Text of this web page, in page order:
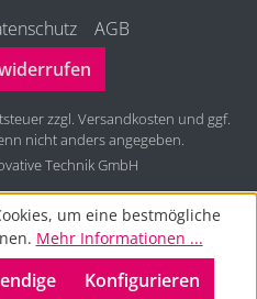
AGB
zzgl. Versandkosten und ggf.
nicht anders angegeben.
Technik GmbH
um eine bestmögliche
Mehr Informationen ...
Konfigurieren